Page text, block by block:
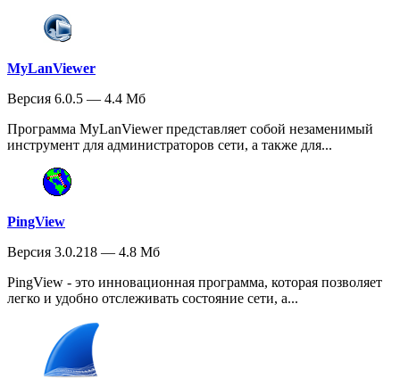
MyLanViewer
Версия 6.0.5 — 4.4 Мб
Программа MyLanViewer представляет собой незаменимый
инструмент для администраторов сети, а также для...
PingView
Версия 3.0.218 — 4.8 Мб
PingView - это инновационная программа, которая позволяет
легко и удобно отслеживать состояние сети, а...